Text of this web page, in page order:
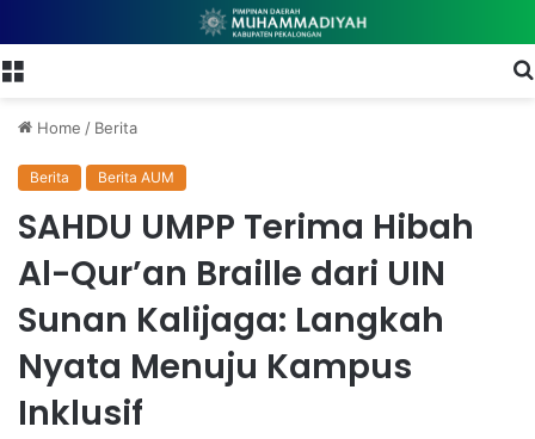
Home / Berita
Berita Berita AUM
SAHDU UMPP Terima Hibah
Al-Qur’an Braille dari UIN
Sunan Kalijaga: Langkah
Nyata Menuju Kampus
Inklusif